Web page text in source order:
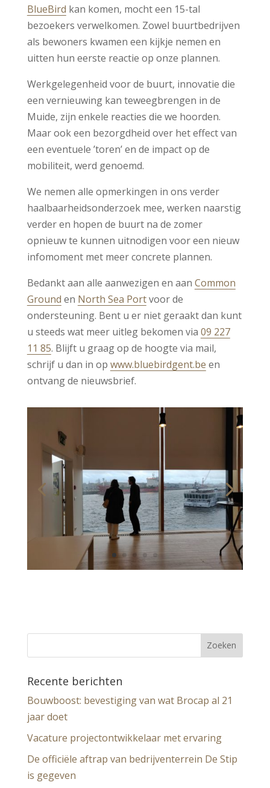
BlueBird kan komen, mocht een 15-tal
bezoekers verwelkomen. Zowel buurtbedrijven
als bewoners kwamen een kijkje nemen en
uitten hun eerste reactie op onze plannen.
Werkgelegenheid voor de buurt, innovatie die
een vernieuwing kan teweegbrengen in de
Muide, zijn enkele reacties die we hoorden.
Maar ook een bezorgdheid over het effect van
een eventuele ’toren’ en de impact op de
mobiliteit, werd genoemd.
We nemen alle opmerkingen in ons verder
haalbaarheidsonderzoek mee, werken naarstig
verder en hopen de buurt na de zomer
opnieuw te kunnen uitnodigen voor een nieuw
infomoment met meer concrete plannen.
Bedankt aan alle aanwezigen en aan Common
Ground en North Sea Portvoor de
ondersteuning. Bent u er niet geraakt dan kunt
u steeds wat meer uitleg bekomen via 09 227
11 85. Blijft u graag op de hoogte via mail,
schrijf u dan in op www.bluebirdgent.be en
ontvang de nieuwsbrief.
Recente berichten
Bouwboost: bevestiging van wat Brocap al 21
jaar doet
Vacature projectontwikkelaar met ervaring
De officiële aftrap van bedrijventerrein De Stip
is gegeven